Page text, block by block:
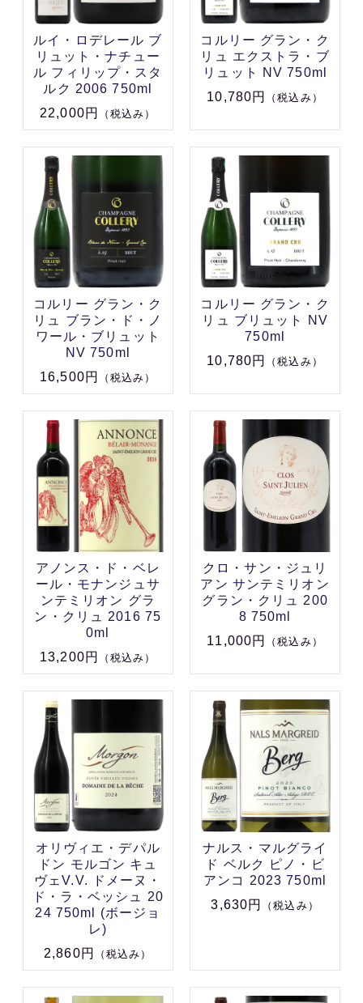
ルイ・ロデレール ブ
リュット・ナチュー
ル フィリップ・スタ
ルク 2006 750ml
22,000円
（税込み）
コルリー グラン・ク
リュ エクストラ・ブ
リュット NV 750ml
10,780円
（税込み）
コルリー グラン・ク
リュ ブラン・ド・ノ
ワール・ブリュット
NV 750ml
16,500円
（税込み）
コルリー グラン・ク
リュ ブリュット NV
750ml
10,780円
（税込み）
アノンス・ド・ベレ
ール・モナンジュサ
ンテミリオン グラ
ン・クリュ 2016 75
0ml
13,200円
（税込み）
クロ・サン・ジュリ
アン サンテミリオン
グラン・クリュ 200
8 750ml
11,000円
（税込み）
オリヴィエ・デパル
ドン モルゴン キュ
ヴェV.V. ドメーヌ・
ド・ラ・ベッシュ 20
24 750ml (ボージョ
レ)
2,860円
（税込み）
ナルス・マルグライ
ド ベルク ピノ・ビ
アンコ 2023 750ml
3,630円
（税込み）